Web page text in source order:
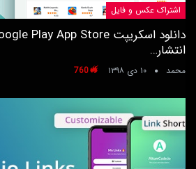
اشتراک عکس و فایل
انتشار…
محمد ۱۰ دی ۱۳۹۸ 760